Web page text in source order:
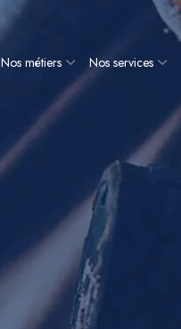
Nos métiers Nos services